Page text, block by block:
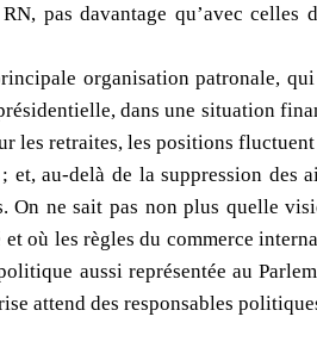
pas davantage qu’avec celles
organisation patronale,
dans une situation
les retraites, les positions
au-delà de la suppression des
On ne sait pas non plus quelle
où les règles du commerce
aussi représentée au
attend des responsables